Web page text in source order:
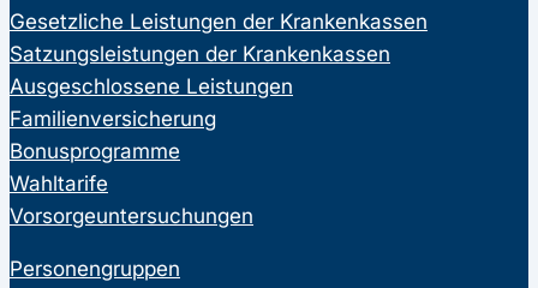
Gesetzliche Leistungen der Krankenkassen
Satzungsleistungen der Krankenkassen
Ausgeschlossene Leistungen
Familienversicherung
Bonusprogramme
Wahltarife
Vorsorgeuntersuchungen
Personengruppen